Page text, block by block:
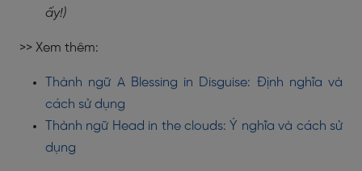
ấy!)
>> Xem thêm:
Thành ngữ A Blessing in Disguise: Định nghĩa và
cách sử dụng
Thành ngữ Head in the clouds: Ý nghĩa và cách sử
dụng